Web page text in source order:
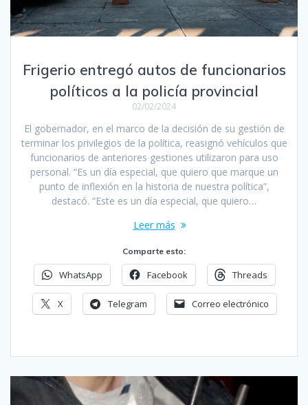
Frigerio entregó autos de funcionarios
políticos a la policía provincial
02/02/2024
El gobernador, en el marco de la decisión de su gestión de
terminar los privilegios de la política, reasignó vehículos que
funcionarios de anteriores gestiones utilizaron para uso
personal. “Es un día especial, que quiero que marque un
punto de inflexión en la historia de nuestra política”,
destacó. “Este es un día especial, que quiero…
Leer más
Comparte esto:
WhatsApp Facebook Threads
X Telegram Correo electrónico